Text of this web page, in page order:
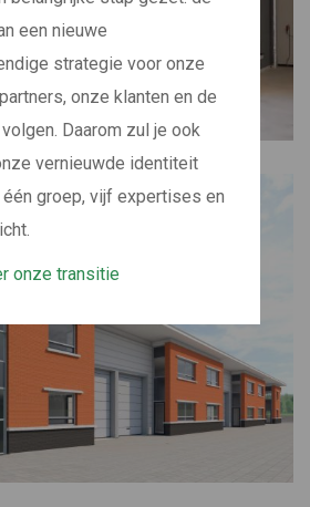
een nieuwe
strategie voor onze
onze klanten en de
Daarom zul je ook
vernieuwde identiteit
groep, vijf expertises en
onze transitie